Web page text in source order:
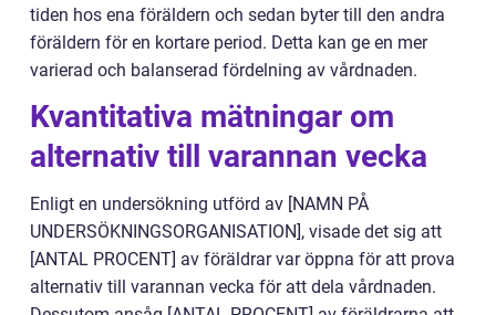
tiden hos ena föräldern och sedan byter till den andra
föräldern för en kortare period. Detta kan ge en mer
varierad och balanserad fördelning av vårdnaden.
Kvantitativa mätningar om
alternativ till varannan vecka
Enligt en undersökning utförd av [NAMN PÅ
UNDERSÖKNINGSORGANISATION], visade det sig att
[ANTAL PROCENT] av föräldrar var öppna för att prova
alternativ till varannan vecka för att dela vårdnaden.